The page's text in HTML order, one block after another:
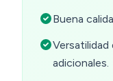
Buena
adicionales.